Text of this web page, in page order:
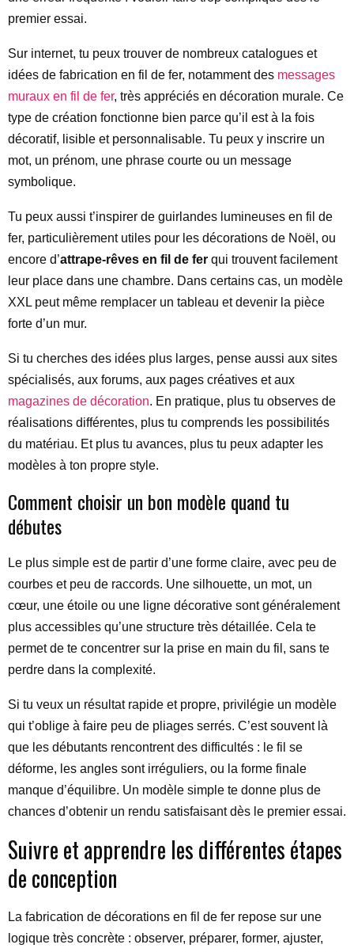
premier essai.
Sur internet, tu peux trouver de nombreux catalogues et
idées de fabrication en fil de fer, notamment des messages
muraux en fil de fer, très appréciés en décoration murale. Ce
type de création fonctionne bien parce qu’il est à la fois
décoratif, lisible et personnalisable. Tu peux y inscrire un
mot, un prénom, une phrase courte ou un message
symbolique.
Tu peux aussi t’inspirer de guirlandes lumineuses en fil de
fer, particulièrement utiles pour les décorations de Noël, ou
encore d’attrape-rêves en fil de fer qui trouvent facilement
leur place dans une chambre. Dans certains cas, un modèle
XXL peut même remplacer un tableau et devenir la pièce
forte d’un mur.
Si tu cherches des idées plus larges, pense aussi aux sites
spécialisés, aux forums, aux pages créatives et aux
magazines de décoration. En pratique, plus tu observes de
réalisations différentes, plus tu comprends les possibilités
du matériau. Et plus tu avances, plus tu peux adapter les
modèles à ton propre style.
Comment choisir un bon modèle quand tu
débutes
Le plus simple est de partir d’une forme claire, avec peu de
courbes et peu de raccords. Une silhouette, un mot, un
cœur, une étoile ou une ligne décorative sont généralement
plus accessibles qu’une structure très détaillée. Cela te
permet de te concentrer sur la prise en main du fil, sans te
perdre dans la complexité.
Si tu veux un résultat rapide et propre, privilégie un modèle
qui t’oblige à faire peu de pliages serrés. C’est souvent là
que les débutants rencontrent des difficultés : le fil se
déforme, les angles sont irréguliers, ou la forme finale
manque d’équilibre. Un modèle simple te donne plus de
chances d’obtenir un rendu satisfaisant dès le premier essai.
Suivre et apprendre les différentes étapes
de conception
La fabrication de décorations en fil de fer repose sur une
logique très concrète : observer, préparer, former, ajuster,